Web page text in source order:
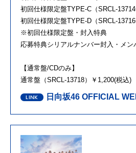
初回仕様限定盤TYPE-C（SRCL-
初回仕様限定盤TYPE-D（SRCL-
※初回仕様限定盤・封入特典
応募特典シリアルナンバー封入・メン
【通常盤/CDのみ】
通常盤（SRCL-13718）￥1,200(税込)
日向坂46 OFFICIAL